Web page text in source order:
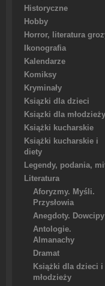
Historyczne
Hobby
Horror, literatura
Ikonografia
Kalendarze
Komiksy
Kryminały
Ksiązki dla dzieci
Ksiązki dla młodzieży
Książki kucharskie
Książki kucharskie i
diety
Legendy, podania,
Literatura
Aforyzmy. Myśli.
Przysłowia
Anegdoty. Dowcipy
Antologie.
Almanachy
Dramat
Książki dla dzieci i
młodzieży